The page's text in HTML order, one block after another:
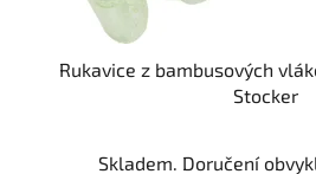
Rukavice z bambusových
Stocker
Skladem. Doručení